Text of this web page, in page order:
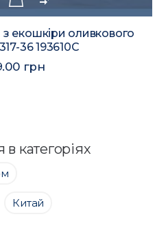
екошкіри оливкового
36 193610C
грн
в категоріях
Китай